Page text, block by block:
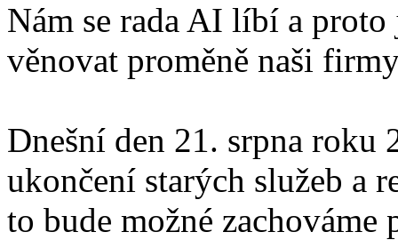
Nám se rada AI líbí a
věnovat proměně naši
Dnešní den 21. srpna roku
ukončení starých služeb a
to bude možné